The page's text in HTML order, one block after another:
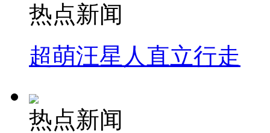
热点新闻
超萌汪星人直立行走
热点新闻